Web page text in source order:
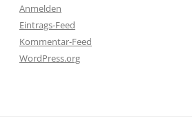
Anmelden
Eintrags-Feed
Kommentar-Feed
WordPress.org